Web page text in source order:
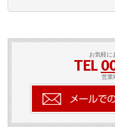
お気軽に
TEL
営